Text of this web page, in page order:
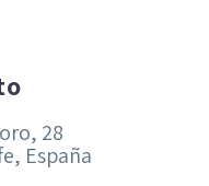
28
España